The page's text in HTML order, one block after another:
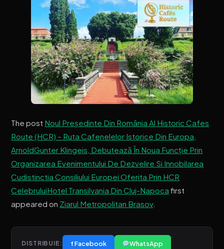
The post Noul Președinte Din România Al Historic Cafes
Route (HCR) – Ruta Cafenelelor Istorice Din Europa,
ArnoldGunter Klingeis, Debutează În Noua Funcție Prin
Organizarea Evenimentului De Dezvelire Si Innobilarea
Cudistinctia Consiliului Europei Oferita Prin HCR
CelebruluiHotel Transilvania Din Cluj-Napoca first
appeared on Ziarul Metropolitan Brasov.
DISTRIBUIE: f Facebook WhatsApp